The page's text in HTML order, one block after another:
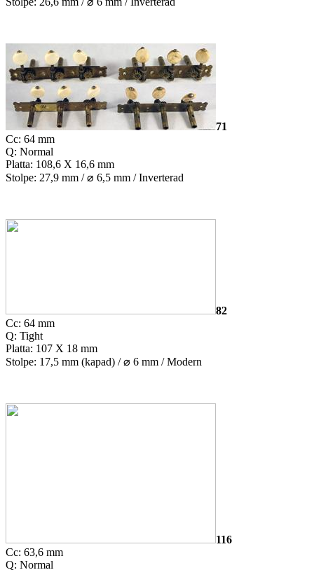
71
Cc: 64 mm
Q: Normal
Platta: 108,6 X 16,6 mm
Stolpe: 27,9 mm /⌀ 6,5 mm / Inverterad
82
Cc: 64 mm
Q: Tight
Platta: 107 X 18 mm
Stolpe: 17,5 mm (kapad) /⌀ 6 mm / Modern
116
Cc: 63,6 mm
Q: Normal